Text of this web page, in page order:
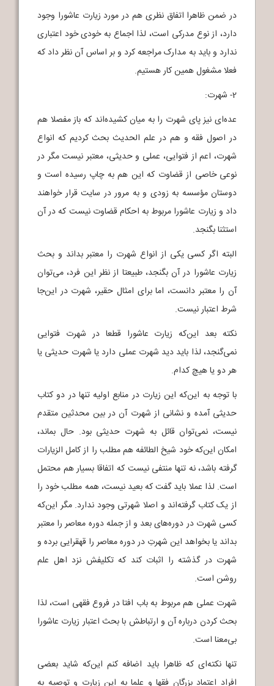
در ضمن ظاهرا اتفاق نظری هم در مورد زیارت عاشورا وجود
دارد، از نوع مدرکی است، لذا اجماع به خودی خود اعتباری
ندارد و باید به مدارک مراجعه کرد و بر اساس آن نظر داد که
فعلا مشغول همین کار هستیم.
2- شهرت:
عده‌ای نیز پای شهرت را به میان کشیده‌اند که باز مفصلا هم
در اصول فقه و هم در علم الحدیث بحث کردیم که انواع
شهرت، اعم از فتوایی، عملی و حدیثی، معتبر نیست مگر در
نوعی خاصی از قضاوت که این هم به چاپ رسیده است و
دوستان مؤسسه به زودی و به مرور در سایت قرار خواهند
داد و زیارت عاشورا مربوط به احکام قضاوت نیست که در آن
استثنا بگنجد.
البته اگر کسی یکی از انواع شهرت را معتبر بداند و بحث
زیارت عاشورا در آن بگنجد، طبیعتا از نظر این فرد، می‌توان
آن را معتبر دانست، اما برای امثال حقیر، شهرت در این‌جا
شرط اعتبار نیست.
نکته بعد این‌که زیارت عاشورا قطعا در شهرت فتوایی
نمی‌گنجد، لذا باید دید شهرت عملی دارد یا شهرت حدیثی یا
هر دو یا هیچ کدام.
با توجه به این‌که این زیارت در منابع اولیه تنها در دو کتاب
حدیثی آمده و نشانی از شهرت آن در بین محدثین متقدم
نیست، نمی‌توان قائل به شهرت حدیثی بود. حال بماند،
امکان این‌که خود شیخ الطائفه هم مطلب را از کامل الزیارات
گرفته باشد، نه تنها منتفی نیست که اتفاقا بسیار هم محتمل
است. لذا عملا باید گفت که بعید نیست، همه مطلب خود را
از یک کتاب گرفته‌اند و اصلا شهرتی وجود ندارد. مگر این‌که
کسی شهرت در دوره‌های بعد و از جمله دوره معاصر را معتبر
بداند یا بخواهد این شهرتِ در دوره معاصر را قهقرایی برده و
شهرت در گذشته را اثبات کند که تکلیفش نزد اهل علم
روشن است.
شهرت عملی هم مربوط به باب افتا در فروع فقهی است، لذا
بحث کردن درباره آن و ارتباطش با بحث اعتبار زیارت عاشورا
بی‌معنا است.
تنها نکته‌ای که ظاهرا باید اضافه کنم این‌که شاید بعضی
افراد اعتماد بزرگان فقها و علما به این زیارت و توصیه به